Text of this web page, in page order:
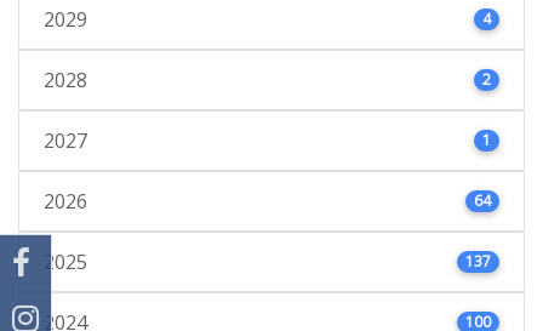
2029 4
2028 2
2027 1
2026 64
2025 137
2024 100